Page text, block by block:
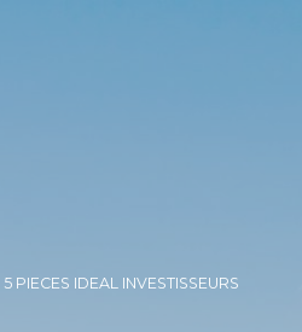
PIECES IDEAL INVESTISSEURS